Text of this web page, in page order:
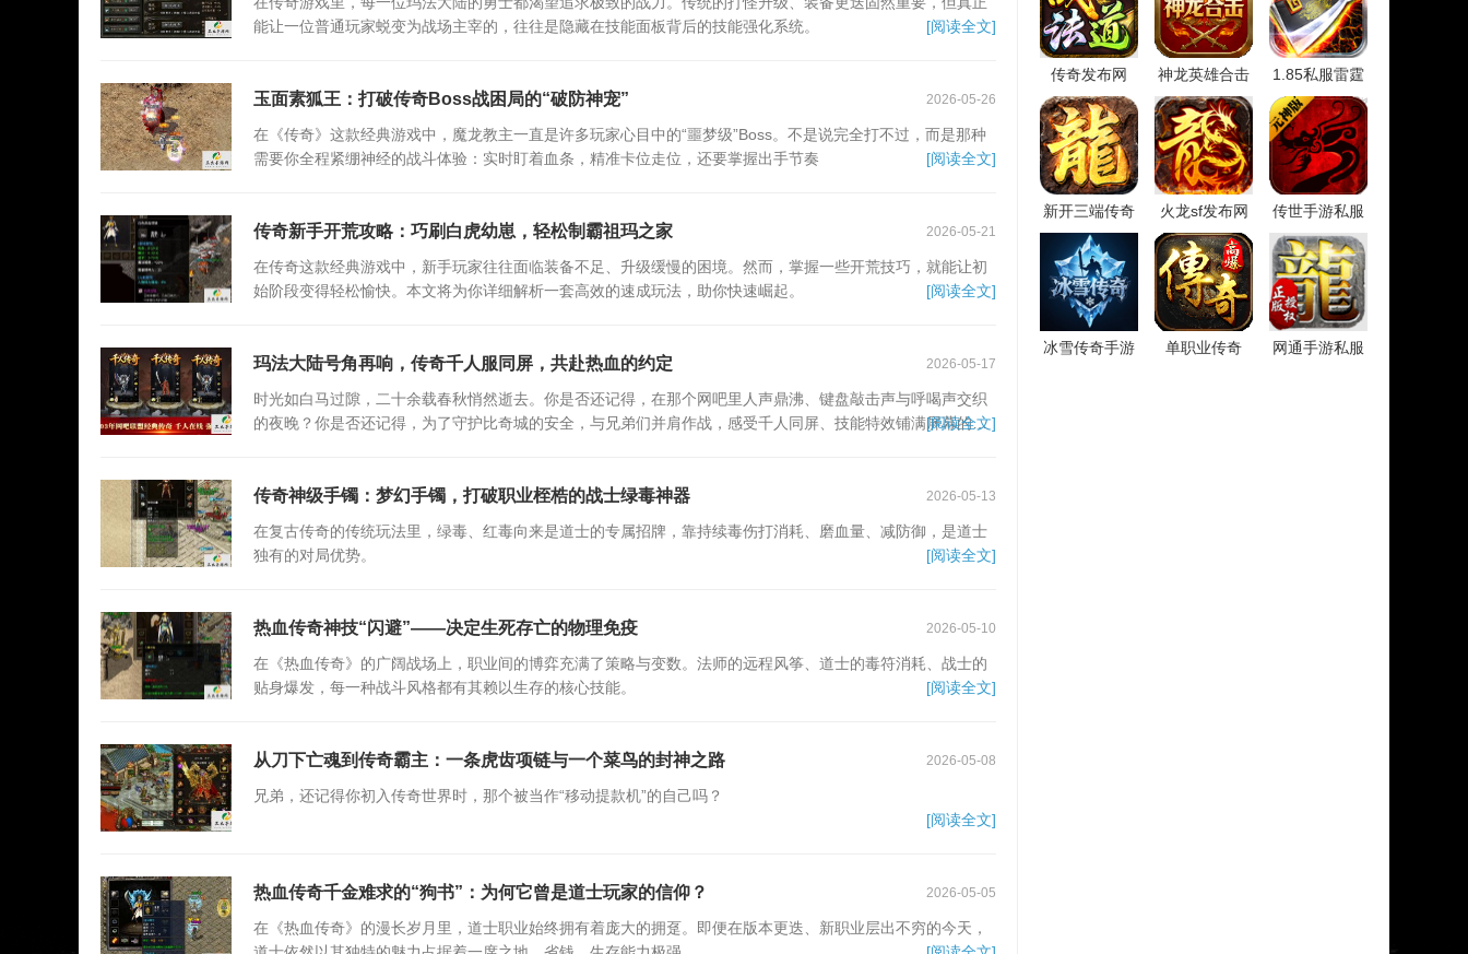
能让一位普通玩家蜕变为战场主宰的，往往是隐藏在技能面板背后的技能强化系统。
[阅读全文]
玉面素狐王：打破传奇Boss战困局的“破防神宠” 2026-05-26
在《传奇》这款经典游戏中，魔龙教主一直是许多玩家心目中的“噩梦级”Boss。不是说完全打不过，而是那种
需要你全程紧绷神经的战斗体验：实时盯着血条，精准卡位走位，还要掌握出手节奏
[阅读全文]
传奇新手开荒攻略：巧刷白虎幼崽，轻松制霸祖玛之家 2026-05-21
在传奇这款经典游戏中，新手玩家往往面临装备不足、升级缓慢的困境。然而，掌握一些开荒技巧，就能让初
始阶段变得轻松愉快。本文将为你详细解析一套高效的速成玩法，助你快速崛起。
[阅读全文]
玛法大陆号角再响，传奇千人服同屏，共赴热血的约定 2026-05-17
时光如白马过隙，二十余载春秋悄然逝去。你是否还记得，在那个网吧里人声鼎沸、键盘敲击声与呼喝声交织
的夜晚？你是否还记得，为了守护比奇城的安全，与兄弟们并肩作战，感受千人同屏、技能特效铺满屏幕的震
[阅读全文]
传奇神级手镯：梦幻手镯，打破职业桎梏的战士绿毒神器 2026-05-13
在复古传奇的传统玩法里，绿毒、红毒向来是道士的专属招牌，靠持续毒伤打消耗、磨血量、减防御，是道士
独有的对局优势。
[阅读全文]
热血传奇神技“闪避”——决定生死存亡的物理免疫 2026-05-10
在《热血传奇》的广阔战场上，职业间的博弈充满了策略与变数。法师的远程风筝、道士的毒符消耗、战士的
贴身爆发，每一种战斗风格都有其赖以生存的核心技能。
[阅读全文]
从刀下亡魂到传奇霸主：一条虎齿项链与一个菜鸟的封神之路 2026-05-08
兄弟，还记得你初入传奇世界时，那个被当作“移动提款机”的自己吗？
[阅读全文]
热血传奇千金难求的“狗书”：为何它曾是道士玩家的信仰？ 2026-05-05
在《热血传奇》的漫长岁月里，道士职业始终拥有着庞大的拥趸。即便在版本更迭、新职业层出不穷的今天，
传奇发布网 神龙英雄合击 1.85私服雷霆
新开三端传奇 火龙sf发布网 传世手游私服
冰雪传奇手游 单职业传奇 网通手游私服